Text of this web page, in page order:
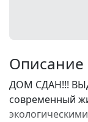
Описание
ДОМ СДАН!!!
современный